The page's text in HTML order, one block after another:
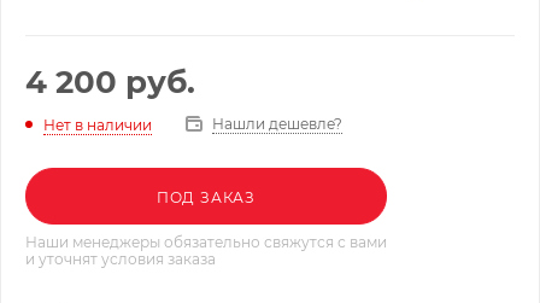
4 200 руб.
Нет в наличии Нашли дешевле?
ПОД ЗАКАЗ
Наши менеджеры обязательно свяжутся с вами
и уточнят условия заказа